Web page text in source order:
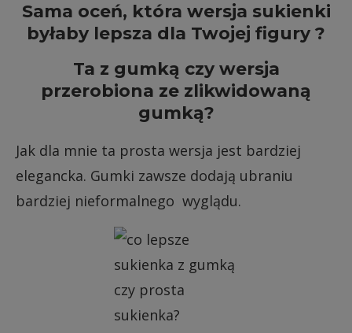
Sama oceń, która wersja sukienki
byłaby lepsza dla Twojej figury ?
Ta z gumką czy wersja
przerobiona ze zlikwidowaną
gumką?
Jak dla mnie ta prosta wersja jest bardziej
elegancka. Gumki zawsze dodają ubraniu
bardziej nieformalnego wyglądu.